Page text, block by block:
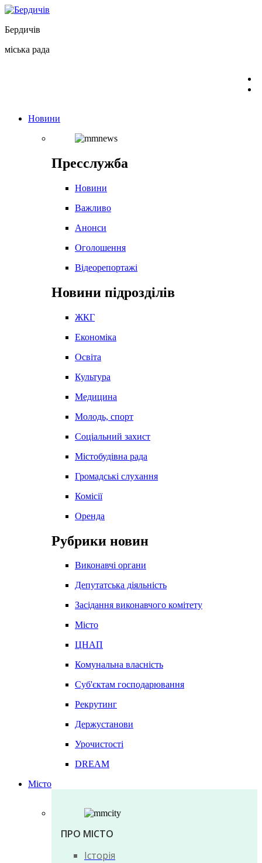
Перейти
вмісту
Бердичів
міська рада
Новини
Пресслужба
Новини
Важливо
Анонси
Оголошення
Відеорепортажі
Новини підрозділів
ЖКГ
Економіка
Освіта
Культура
Медицина
Молодь, спорт
Соціальний захист
Містобудівна рада
Громадські слухання
Комісії
Оренда
Рубрики новин
Виконавчі органи
Депутатська діяльність
Засідання виконавчого комітету
Місто
ЦНАП
Комунальна власність
Суб'єктам господарювання
Рекрутинг
Держустанови
Урочистості
DREAM
Місто
ПРО МІСТО
Історія